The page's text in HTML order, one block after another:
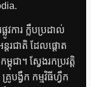
វការ ក្លឹបប្រដាល់
តរជាតិ ដែលផ្តោត
ជា។ ស្វែងរកប្រវត្តិ
បង្វឹក កម្មវិធីហ្វឹក